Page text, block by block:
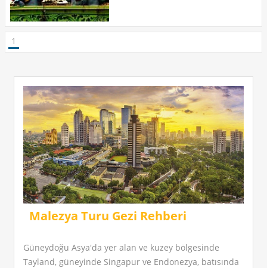
1
Malezya Turu Gezi Rehberi
Güneydoğu Asya'da yer alan ve kuzey bölgesinde
Tayland, güneyinde Singapur ve Endonezya, batısında